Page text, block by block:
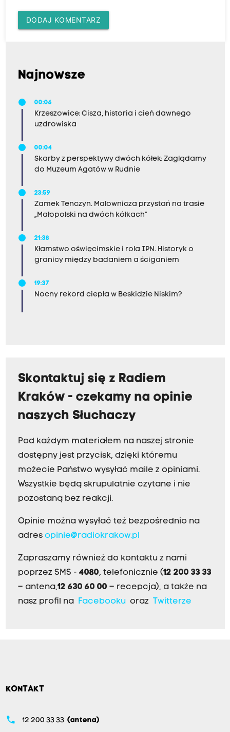
DODAJ KOMENTARZ
Najnowsze
00:06
Krzeszowice: Cisza, historia i cień dawnego
uzdrowiska
00:04
Skarby z perspektywy dwóch kółek: Zaglądamy
do Muzeum Agatów w Rudnie
23:59
Zamek Tenczyn. Malownicza przystań na trasie
„Małopolski na dwóch kółkach”
21:38
Kłamstwo oświęcimskie i rola IPN. Historyk o
granicy między badaniem a ściganiem
19:37
Nocny rekord ciepła w Beskidzie Niskim?
Skontaktuj się z Radiem
Kraków - czekamy na opinie
naszych Słuchaczy
Pod każdym materiałem na naszej stronie
dostępny jest przycisk, dzięki któremu
możecie Państwo wysyłać maile z opiniami.
Wszystkie będą skrupulatnie czytane i nie
pozostaną bez reakcji.
Opinie można wysyłać też bezpośrednio na
adres opinie@radiokrakow.pl
Zapraszamy również do kontaktu z nami
poprzez SMS - 4080, telefonicznie (12 200 33 33
– antena,12 630 60 00 – recepcja), a także na
nasz profil na
Facebookuoraz Twitterze
KONTAKT
phone 12 200 33 33 (antena)